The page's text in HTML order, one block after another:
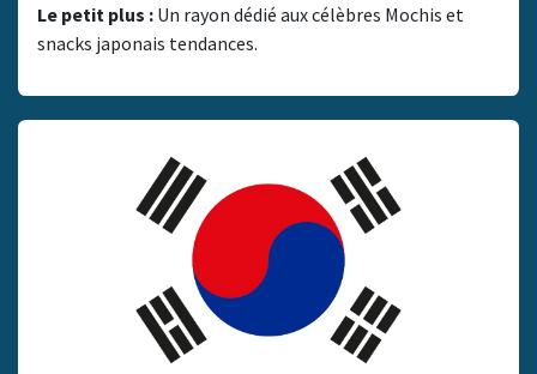
Le petit plus : Un rayon dédié aux célèbres Mochis et
snacks japonais tendances.